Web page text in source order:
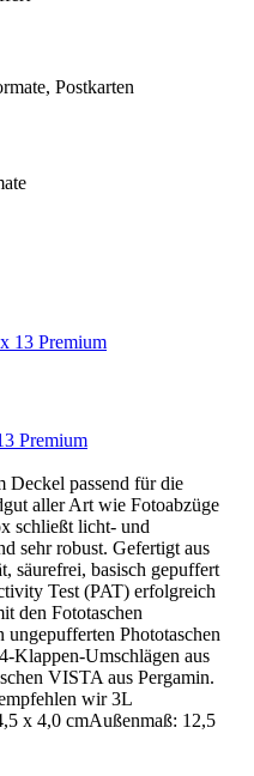
Postkarten
Premium
Deckel passend für die
aller Art wie Fotoabzüge
schließt licht- und
sehr robust. Gefertigt aus
säurefrei, basisch gepuffert
Test (PAT) erfolgreich
den Fototaschen
Phototaschen
Klappen-Umschlägen aus
VISTA aus Pergamin.
wir 3L
x 4,0 cmAußenmaß: 12,5